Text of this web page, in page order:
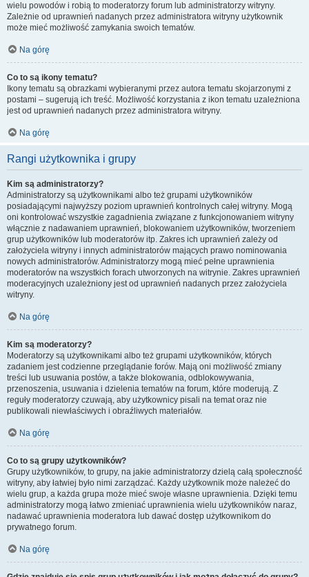
wielu powodów i robią to moderatorzy forum lub administratorzy witryny.
Zależnie od uprawnień nadanych przez administratora witryny użytkownik
może mieć możliwość zamykania swoich tematów.
Na górę
Co to są ikony tematu?
Ikony tematu są obrazkami wybieranymi przez autora tematu skojarzonymi z
postami – sugerują ich treść. Możliwość korzystania z ikon tematu uzależniona
jest od uprawnień nadanych przez administratora witryny.
Na górę
Rangi użytkownika i grupy
Kim są administratorzy?
Administratorzy są użytkownikami albo też grupami użytkowników
posiadającymi najwyższy poziom uprawnień kontrolnych całej witryny. Mogą
oni kontrolować wszystkie zagadnienia związane z funkcjonowaniem witryny
włącznie z nadawaniem uprawnień, blokowaniem użytkowników, tworzeniem
grup użytkowników lub moderatorów itp. Zakres ich uprawnień zależy od
założyciela witryny i innych administratorów mających prawo nominowania
nowych administratorów. Administratorzy mogą mieć pełne uprawnienia
moderatorów na wszystkich forach utworzonych na witrynie. Zakres uprawnień
moderacyjnych uzależniony jest od uprawnień nadanych przez założyciela
witryny.
Na górę
Kim są moderatorzy?
Moderatorzy są użytkownikami albo też grupami użytkowników, których
zadaniem jest codzienne przeglądanie forów. Mają oni możliwość zmiany
treści lub usuwania postów, a także blokowania, odblokowywania,
przenoszenia, usuwania i dzielenia tematów na forum, które moderują. Z
reguły moderatorzy czuwają, aby użytkownicy pisali na temat oraz nie
publikowali niewłaściwych i obraźliwych materiałów.
Na górę
Co to są grupy użytkowników?
Grupy użytkowników, to grupy, na jakie administratorzy dzielą całą społeczność
witryny, aby łatwiej było nimi zarządzać. Każdy użytkownik może należeć do
wielu grup, a każda grupa może mieć swoje własne uprawnienia. Dzięki temu
administratorzy mogą łatwo zmieniać uprawnienia wielu użytkowników naraz,
nadawać uprawnienia moderatora lub dawać dostęp użytkownikom do
prywatnego forum.
Na górę